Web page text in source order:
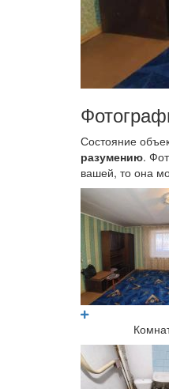
Состояние
разумению.
вашей, то она